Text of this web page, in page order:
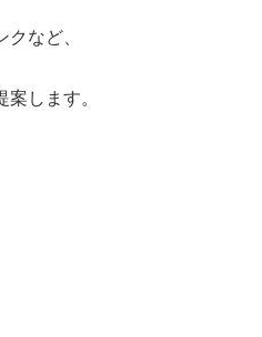
など、
します。